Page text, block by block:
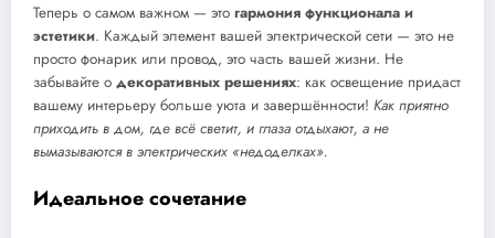
Теперь о самом важном — это гармония функционала и
эстетики. Каждый элемент вашей электрической сети — это не
просто фонарик или провод, это часть вашей жизни. Не
забывайте о декоративных решениях: как освещение придаст
вашему интерьеру больше уюта и завершённости! Как приятно
приходить в дом, где всё светит, и глаза отдыхают, а не
вымазываются в электрических «недоделках».
Идеальное сочетание